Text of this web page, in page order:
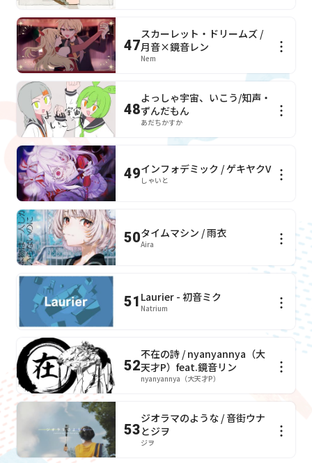
47
スカーレット・ドリームズ /
月音×鏡音レン
Nem
48
よっしゃ宇宙、いこう/知声・
ずんだもん
あだちかすか
49インフォデミック / ゲキヤクV
しゃいと
50タイムマシン / 雨衣
Aira
51 Laurier - 初音ミク
Natrium
52
不在の詩 / nyanyannya（大
天才P）feat.鏡音リン
nyanyannya（大天才P）
53
ジオラマのような / 音街ウナ
とジヲ
ジヲ